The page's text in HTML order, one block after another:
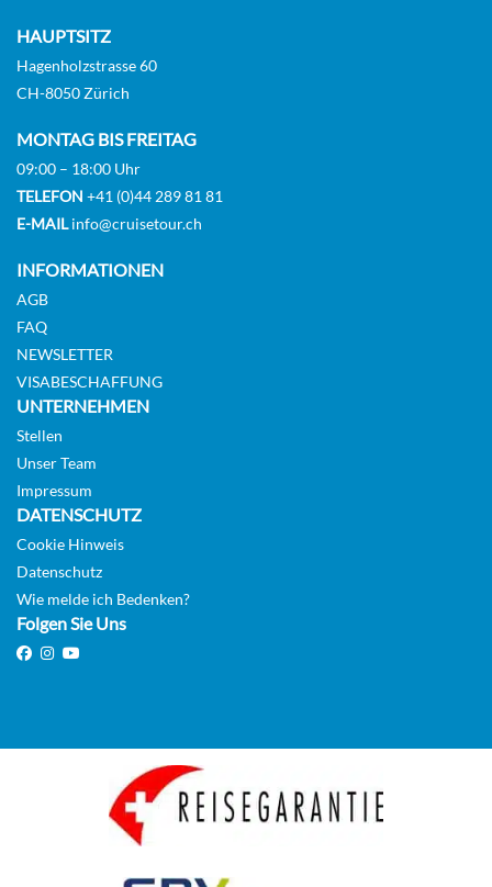
HAUPTSITZ
Hagenholzstrasse 60
CH-8050 Zürich
MONTAG BIS FREITAG
09:00 – 18:00 Uhr
TELEFON +41 (0)44 289 81 81
E-MAILinfo@cruisetour.ch
INFORMATIONEN
AGB
FAQ
NEWSLETTER
VISABESCHAFFUNG
UNTERNEHMEN
Stellen
Unser Team
Impressum
DATENSCHUTZ
Cookie Hinweis
Datenschutz
Wie melde ich Bedenken?
Folgen Sie Uns